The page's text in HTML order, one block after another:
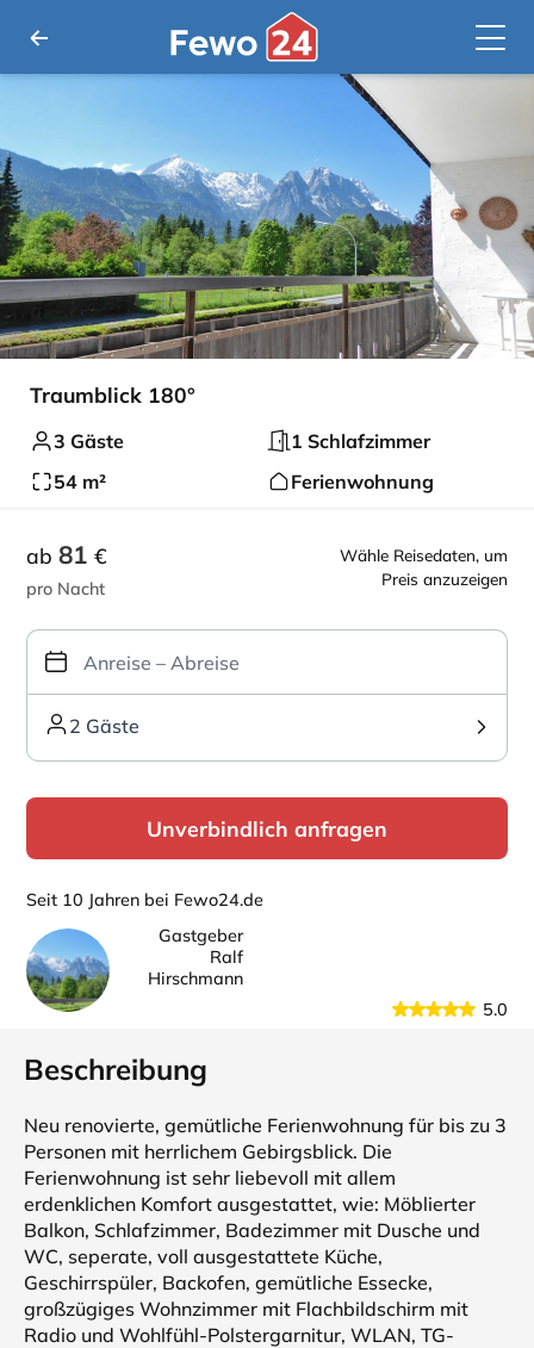
Traumblick 180°
3 Gäste
1 Schlafzimmer
54 m²
Ferienwohnung
Wähle Reisedaten, um
Preis anzuzeigen
ab 81 €
pro Nacht
2 Gäste
Unverbindlich anfragen
Seit 10 Jahren bei Fewo24.de
Gastgeber
Ralf
Hirschmann
5.0
Beschreibung
Neu renovierte, gemütliche Ferienwohnung für bis zu 3
Personen mit herrlichem Gebirgsblick. Die
Ferienwohnung ist sehr liebevoll mit allem
erdenklichen Komfort ausgestattet, wie: Möblierter
Balkon, Schlafzimmer, Badezimmer mit Dusche und
WC, seperate, voll ausgestattete Küche,
Geschirrspüler, Backofen, gemütliche Essecke,
großzügiges Wohnzimmer mit Flachbildschirm mit
Radio und Wohlfühl-Polstergarnitur, WLAN, TG-